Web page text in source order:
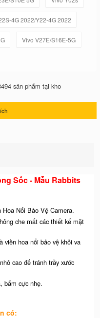
4G 2022/Y22-4G 2022
Vivo V27E/S16E-5G
sản phẩm tại kho
Sốc - Mẫu Rabbits
Nổi Bảo Vệ Camera.
che mất các thiết kế mặt
viền hoa nổi bảo vệ khỏi va
cao để tránh trầy xước
bấm cực nhẹ.
có: